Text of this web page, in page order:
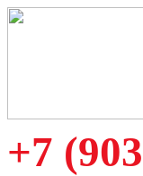
+7